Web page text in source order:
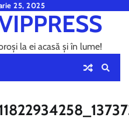
25, 2025
la ei acasă și în lume!